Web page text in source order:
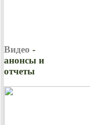
Видео -
анонсы и
отчеты